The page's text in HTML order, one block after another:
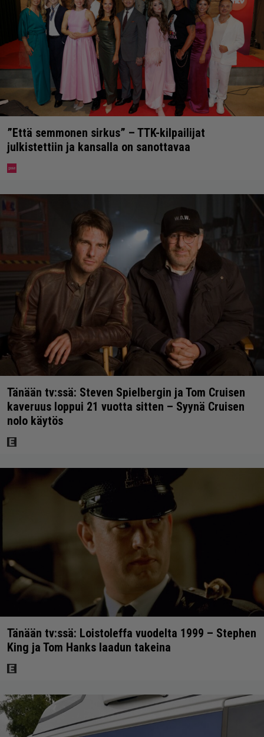
”Että semmonen sirkus” – TTK-kilpailijat
julkistettiin ja kansalla on sanottavaa
Tänään tv:ssä: Steven Spielbergin ja Tom Cruisen
kaveruus loppui 21 vuotta sitten – Syynä Cruisen
nolo käytös
Tänään tv:ssä: Loistoleffa vuodelta 1999 – Stephen
King ja Tom Hanks laadun takeina